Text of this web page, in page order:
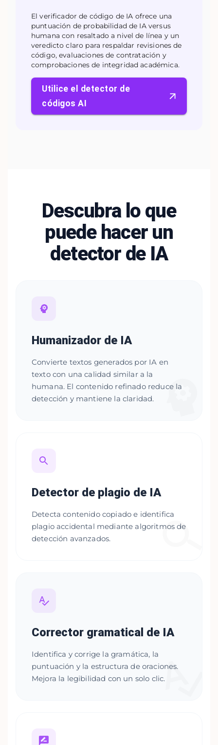
El verificador de código de IA ofrece una
puntuación de probabilidad de IA versus
humana con resaltado a nivel de línea y un
veredicto claro para respaldar revisiones de
código, evaluaciones de contratación y
comprobaciones de integridad académica.
Utilice el detector de
códigos AI
Descubra lo que
puede hacer un
detector de IA
Humanizador de IA
Convierte textos generados por IA en
texto con una calidad similar a la
humana. El contenido refinado reduce la
detección y mantiene la claridad.
Detector de plagio de IA
Detecta contenido copiado e identifica
plagio accidental mediante algoritmos de
detección avanzados.
Corrector gramatical de IA
Identifica y corrige la gramática, la
puntuación y la estructura de oraciones.
Mejora la legibilidad con un solo clic.